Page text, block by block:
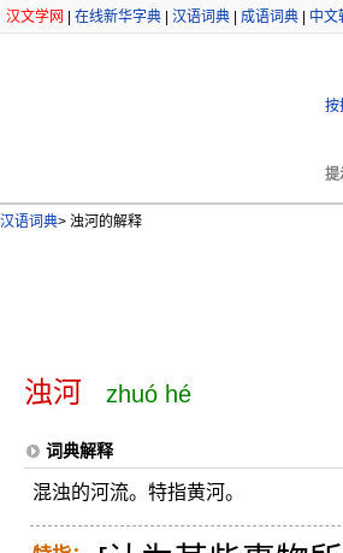
汉文学网 在线新华字典 汉语词典 成语词典 中文
按
提
汉语词典> 浊河的解释
浊河 zhuó hé
词典解释
混浊的河流。特指黄河。